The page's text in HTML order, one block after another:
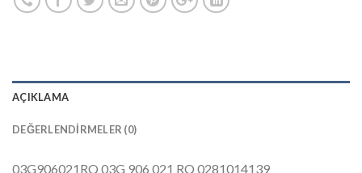
AÇIKLAMA
DEĞERLENDIRMELER (0)
03G906021RQ 03G 906 021 RQ 0281014139